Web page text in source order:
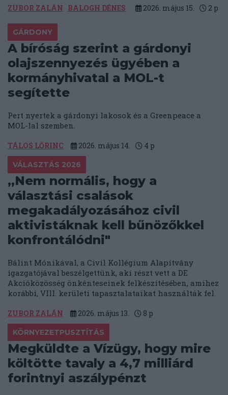
ZUBOR ZALÁN BALOGH DÉNES 2026. május 15. 2 p
GÁRDONY
A bíróság szerint a gárdonyi
olajszennyezés ügyében a
kormányhivatal a MOL-t
segítette
Pert nyertek a gárdonyi lakosok és a Greenpeace a
MOL-lal szemben.
TÁLOS LŐRINC 2026. május 14. 4 p
VÁLASZTÁS 2026
„Nem normális, hogy a
választási csalások
megakadályozásához civil
aktivistáknak kell bűnözőkkel
konfrontálódni"
Bálint Mónikával, a Civil Kollégium Alapítvány
igazgatójával beszélgettünk, aki részt vett a DE
Akcióközösség önkénteseinek felkészítésében, amihez
korábbi, VIII. kerületi tapasztalataikat használták fel.
ZUBOR ZALÁN 2026. május 13. 8 p
KÖRNYEZETPUSZTÍTÁS
Megküldte a Vízügy, hogy mire
költötte tavaly a 4,7 milliárd
forintnyi aszálypénzt